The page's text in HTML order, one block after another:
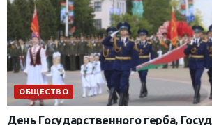
ОБЩЕСТВО
День Государственного герба,